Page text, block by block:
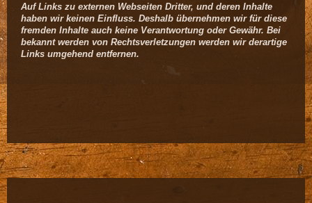
Auf Links zu externen Webseiten Dritter, und deren Inhalte
haben wir keinen Einfluss. Deshalb übernehmen wir für diese
fremden Inhalte auch keine Verantwortung oder Gewähr. Bei
bekannt werden von Rechtsverletzungen werden wir derartige
Links umgehend entfernen.